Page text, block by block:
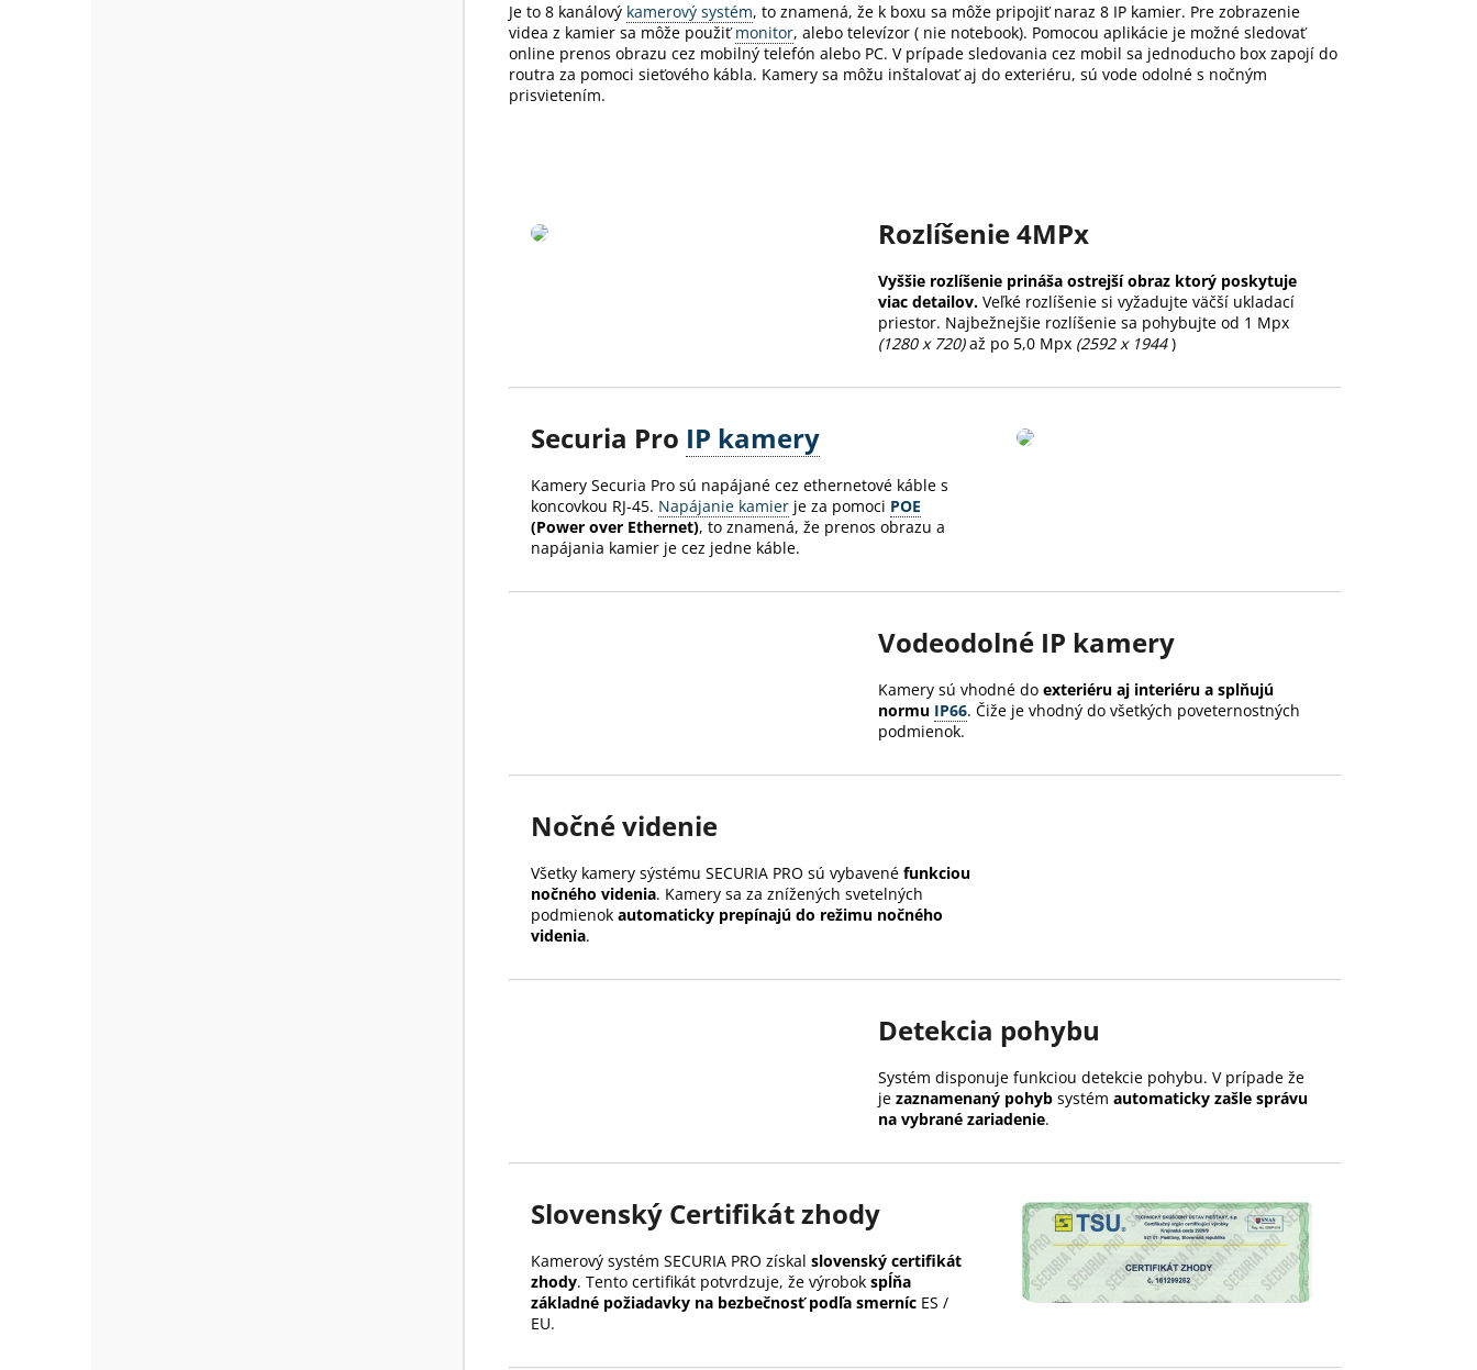
Je to 8 kanálový kamerový systém, to znamená, že k boxu sa môže pripojiť naraz 8 IP kamier. Pre zobrazenie
videa z kamier sa môže použiťmonitor, alebo televízor ( nie notebook). Pomocou aplikácie je možné sledovať
online prenos obrazu cez mobilný telefón alebo PC. V prípade sledovania cez mobil sa jednoducho box zapojí do
routra za pomoci sieťového kábla. Kamery sa môžu inštalovať aj do exteriéru, sú vode odolné s nočným
prisvietením.
Rozlíšenie 4MPx
Vyššie rozlíšenie prináša ostrejší obraz ktorý poskytuje
viac detailov. Veľké rozlíšenie si vyžadujte väčší ukladací
priestor. Najbežnejšie rozlíšenie sa pohybujte od 1 Mpx
(1280 x 720)až po 5,0 Mpx (2592 x 1944)
Securia Pro IP kamery
Kamery Securia Pro sú napájané cez ethernetové káble s
koncovkou RJ-45. Napájanie kamier je za pomoci POE
(Power over Ethernet), to znamená, že prenos obrazu a
napájania kamier je cez jedne káble.
Vodeodolné IP kamery
Kamery sú vhodné do exteriéru aj interiéru a splňujú
normu IP66. Čiže je vhodný do všetkých poveternostných
podmienok.
Nočné videnie
Všetky kamery sýstému SECURIA PRO sú vybavené funkciou
nočného videnia. Kamery sa za znížených svetelných
podmienok automaticky prepínajú do režimu nočného
videnia.
Detekcia pohybu
Systém disponuje funkciou detekcie pohybu. V prípade že
je zaznamenaný pohybsystém automaticky zašle správu
na vybrané zariadenie.
Slovenský Certifikát zhody
Kamerový systém SECURIA PRO získal slovenský certifikát
zhody. Tento certifikát potvrdzuje, že výrobok spĺňa
základné požiadavky na bezbečnosť podľa smerníc ES /
EU.